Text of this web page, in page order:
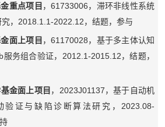
重点项目 ，61733006 ，滞环非线性系统
， 2018.1.1-2022.12 ，结题，参与
面上项目 ，61170028 ，基于多主体认知
服务组合验证， 2012.1-2015.12 ，结题，
金面上项目 ， 2023J01137 ，基于自动机
验证与缺陷诊断算法研究， 2023.08-